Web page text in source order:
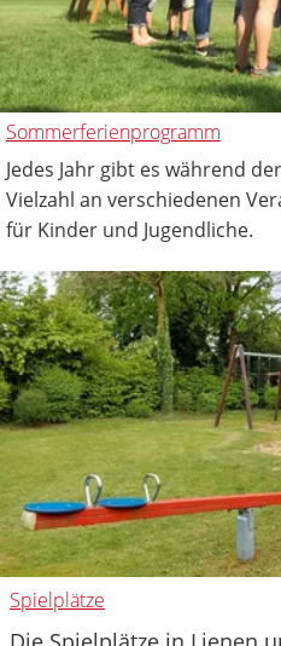
Sommerferienprogramm
Jedes Jahr gibt es während
Vielzahl an verschiedenen
für Kinder und Jugendliche.
Spielplätze